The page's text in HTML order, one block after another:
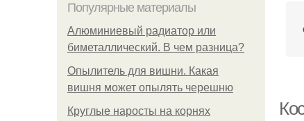
Популярные материалы
Алюминиевый радиатор или
биметаллический. В чем разница?
Опылитель для вишни. Какая
вишня может опылять черешню
Круглые наросты на корнях